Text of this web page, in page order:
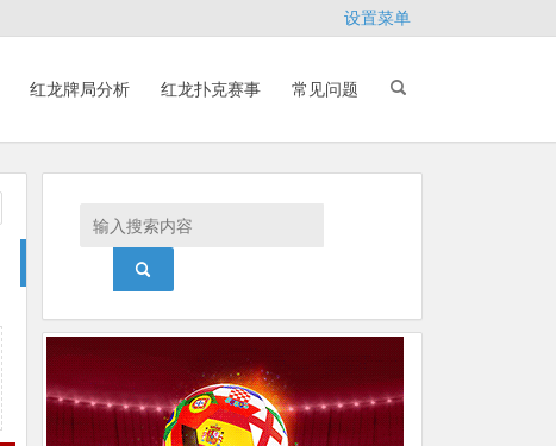
设置菜单
红龙牌局分析 红龙扑克赛事 常见问题